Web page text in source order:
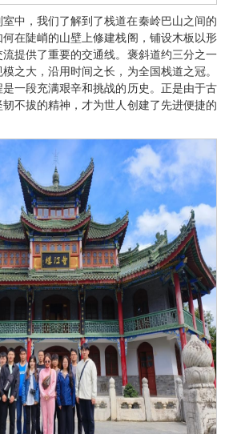
中，我们了解到了栈道在秦岭巴山之间的
在陡峭的山壁上修建栈阁，铺设木板以形
提供了重要的交通线。褒斜道约三分之一
之大，沿用时间之长，为全国栈道之冠。
一段充满艰辛和挑战的历史。正是由于古
不拔的精神，才为世人创建了先进便捷的